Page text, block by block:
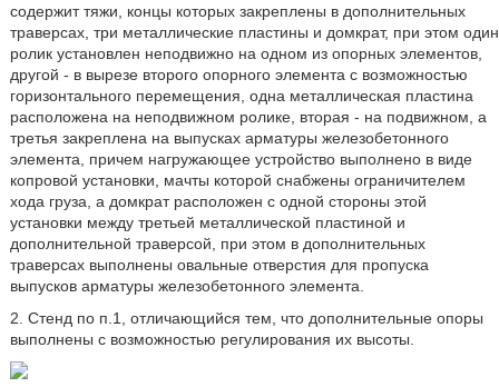
содержит тяжи, концы которых закреплены в дополнительных
траверсах, три металлические пластины и домкрат, при этом один
ролик установлен неподвижно на одном из опорных элементов,
другой - в вырезе второго опорного элемента с возможностью
горизонтального перемещения, одна металлическая пластина
расположена на неподвижном ролике, вторая - на подвижном, а
третья закреплена на выпусках арматуры железобетонного
элемента, причем нагружающее устройство выполнено в виде
копровой установки, мачты которой снабжены ограничителем
хода груза, а домкрат расположен с одной стороны этой
установки между третьей металлической пластиной и
дополнительной траверсой, при этом в дополнительных
траверсах выполнены овальные отверстия для пропуска
выпусков арматуры железобетонного элемента.
2. Стенд по п.1, отличающийся тем, что дополнительные опоры
выполнены с возможностью регулирования их высоты.